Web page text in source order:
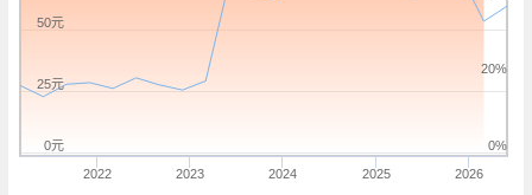
2022 2023 2024 2025 2026
0%
20%
0元
25元
50元